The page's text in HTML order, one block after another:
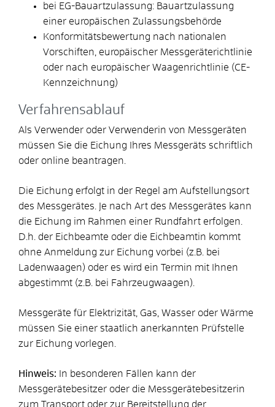
bei EG-Bauartzulassung: Bauartzulassung
einer europäischen Zulassungsbehörde
Konformitätsbewertung nach nationalen
Vorschiften, europäischer Messgeräterichtlinie
oder nach europäischer Waagenrichtlinie (CE-
Kennzeichnung)
Verfahrensablauf
Als Verwender oder Verwenderin von Messgeräten
müssen Sie die Eichung Ihres Messgeräts schriftlich
oder online beantragen.
Die Eichung erfolgt in der Regel am Aufstellungsort
des Messgerätes. Je nach Art des Messgerätes kann
die Eichung im Rahmen einer Rundfahrt erfolgen.
D.h. der Eichbeamte oder die Eichbeamtin kommt
ohne Anmeldung zur Eichung vorbei (z.B. bei
Ladenwaagen) oder es wird ein Termin mit Ihnen
abgestimmt (z.B. bei Fahrzeugwaagen).
Messgeräte für Elektrizität, Gas, Wasser oder Wärme
müssen Sie einer staatlich anerkannten Prüfstelle
zur Eichung vorlegen.
Hinweis: In besonderen Fällen kann der
Messgerätebesitzer oder die Messgerätebesitzerin
zum Transport oder zur Bereitstellung der